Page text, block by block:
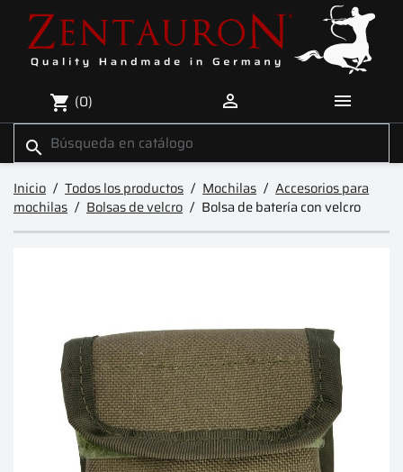
shopping_cart (0)  
search
Inicio Todos los productos Mochilas
Accesorios para
mochilas
Bolsas de velcro Bolsa de batería con velcro